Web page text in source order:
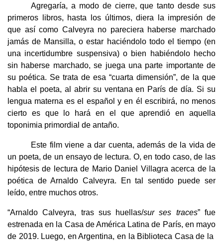
Agregaría, a modo de cierre, que tanto desde sus
primeros libros, hasta los últimos, diera la impresión de
que así como Calveyra no pareciera haberse marchado
jamás de Mansilla, o estar haciéndolo todo el tiempo (en
una incertidumbre suspensiva) o bien habiéndolo hecho
sin haberse marchado, se juega una parte importante de
su poética. Se trata de esa “cuarta dimensión”, de la que
habla el poeta, al abrir su ventana en París de día. Si su
lengua materna es el español y en él escribirá, no menos
cierto es que lo hará en el que aprendió en aquella
toponimia primordial de antaño.
Este film viene a dar cuenta, además de la vida de
un poeta, de un ensayo de lectura. O, en todo caso, de las
hipótesis de lectura de Mario Daniel Villagra acerca de la
poética de Arnaldo Calveyra. En tal sentido puede ser
leído, entre muchos otros.
“Arnaldo Calveyra, tras sus huellas/sur ses traces” fue
estrenada en la Casa de América Latina de París, en mayo
de 2019. Luego, en Argentina, en la Biblioteca Casa de la